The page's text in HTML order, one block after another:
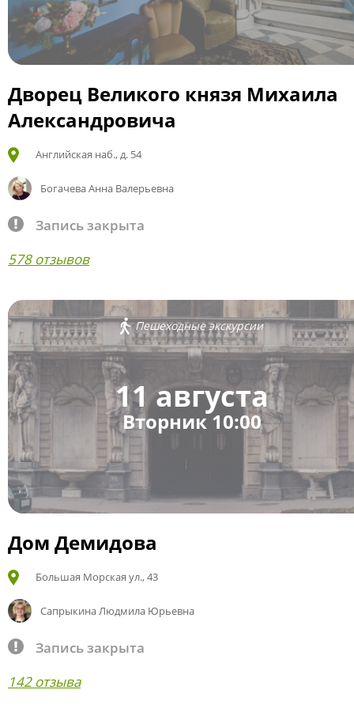
Дворец Великого князя Михаила
Александровича
Английская наб., д. 54
Богачева Анна Валерьевна
Запись закрыта
578 отзывов
Пешеходные экскурсии
11 августа
Вторник 10:00
Дом Демидова
Большая Морская ул., 43
Сапрыкина Людмила Юрьевна
Запись закрыта
142 отзыва